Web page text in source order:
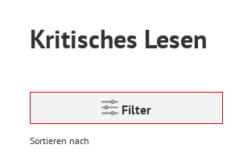
Kritisches Lesen
Filter
Sortieren nach